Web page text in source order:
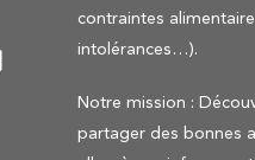
contraintes
intolérances…).
Notre mission :
partager des bonnes